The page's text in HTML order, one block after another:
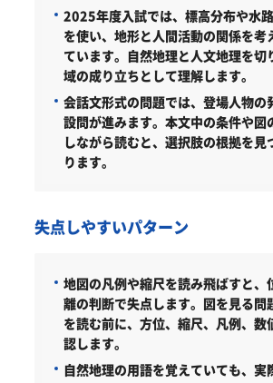
2025年度入試では、標高分布や水
を使い、地形と人間活動の関係を考
ています。自然地理と人文地理を切
域の成り立ちとして理解します。
会話文形式の問題では、登場人物の
設問が進みます。本文中の条件や図
しながら読むと、選択肢の根拠を見
ります。
失点しやすいパターン
地図の凡例や縮尺を読み飛ばすと、
離の判断で失点します。図を見る問
を読む前に、方位、縮尺、凡例、数
認します。
自然地理の用語を覚えていても、実